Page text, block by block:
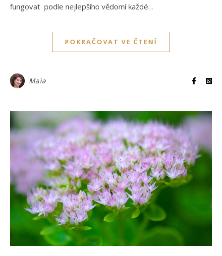
fungovat podle nejlepšího vědomí každé…
POKRAČOVAT VE ČTENÍ
Maia